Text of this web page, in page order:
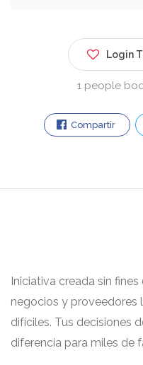
Login
1 people
Compartir
Iniciativa creada sin
negocios y proveedores
difíciles. Tus decisiones
diferencia para miles de